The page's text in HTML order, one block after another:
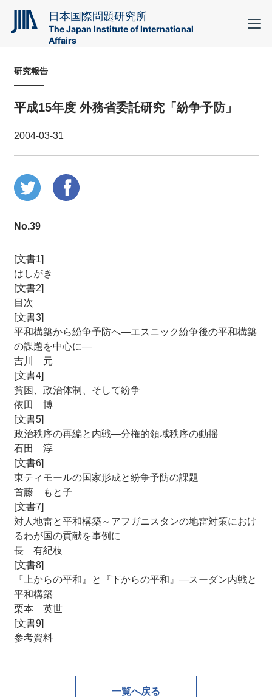
日本国際問題研究所
The Japan Institute of International
Affairs
研究報告
平成15年度 外務省委託研究「紛争予防」
2004-03-31
No.39
[文書1]
はしがき
[文書2]
目次
[文書3]
平和構築から紛争予防へ―エスニック紛争後の平和構築
の課題を中心に―
吉川 元
[文書4]
貧困、政治体制、そして紛争
依田 博
[文書5]
政治秩序の再編と内戦―分権的領域秩序の動揺
石田 淳
[文書6]
東ティモールの国家形成と紛争予防の課題
首藤 もと子
[文書7]
対人地雷と平和構築～アフガニスタンの地雷対策におけ
るわが国の貢献を事例に
長 有紀枝
[文書8]
『上からの平和』と『下からの平和』―スーダン内戦と
平和構築
栗本 英世
[文書9]
参考資料
一覧へ戻る